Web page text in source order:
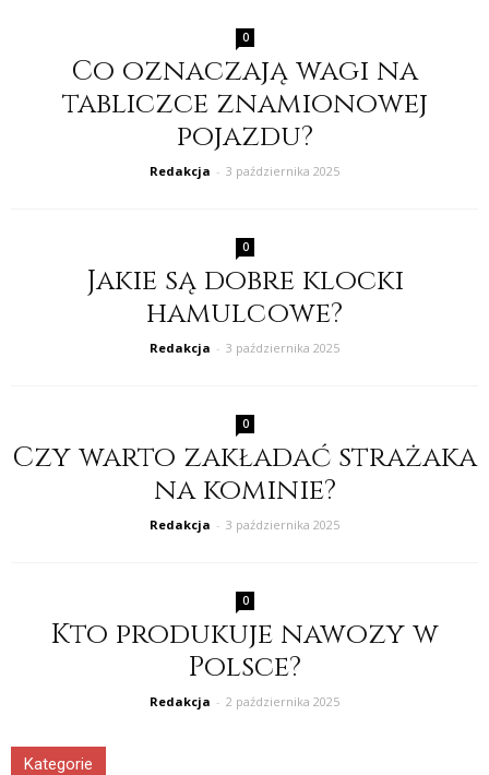
0
Co oznaczają wagi na
tabliczce znamionowej
pojazdu?
Redakcja - 3 października 2025
0
Jakie są dobre klocki
hamulcowe?
Redakcja - 3 października 2025
0
Czy warto zakładać strażaka
na kominie?
Redakcja - 3 października 2025
0
Kto produkuje nawozy w
Polsce?
Redakcja - 2 października 2025
Kategorie